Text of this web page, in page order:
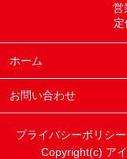
営
定
ホーム
お問い合わせ
プライバシーポリシー
Copyright(c) ア